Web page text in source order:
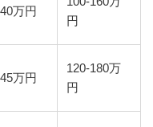
万円
円
万円
120-180万
円